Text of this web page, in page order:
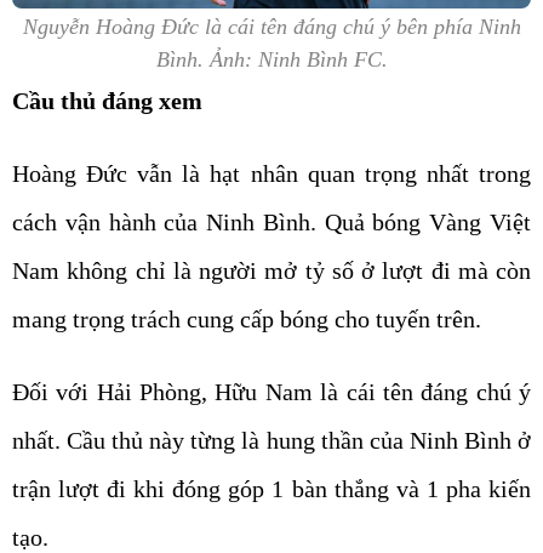
Nguyễn Hoàng Đức là cái tên đáng chú ý bên phía Ninh
Bình. Ảnh: Ninh Bình FC.
Cầu thủ đáng xem
Hoàng Đức vẫn là hạt nhân quan trọng nhất trong
cách vận hành của Ninh Bình. Quả bóng Vàng Việt
Nam không chỉ là người mở tỷ số ở lượt đi mà còn
mang trọng trách cung cấp bóng cho tuyến trên.
Đối với Hải Phòng, Hữu Nam là cái tên đáng chú ý
nhất. Cầu thủ này từng là hung thần của Ninh Bình ở
trận lượt đi khi đóng góp 1 bàn thắng và 1 pha kiến
tạo.